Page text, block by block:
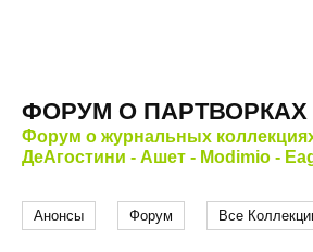
ФОРУМ О ПАРТВОРКАХ
Форум о журнальных
ДеАгостини - Ашет - Modimio -
Анонсы Форум Все